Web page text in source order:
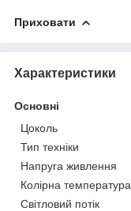
Приховати
Характеристики
Основні
Цоколь
Тип техніки
Напруга живлення
Колірна температура
Світловий потік